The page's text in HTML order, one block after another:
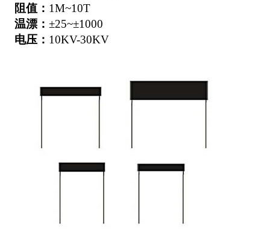
阻值： 1M~10T
温漂： ±25~±1000
电压： 10KV-30KV